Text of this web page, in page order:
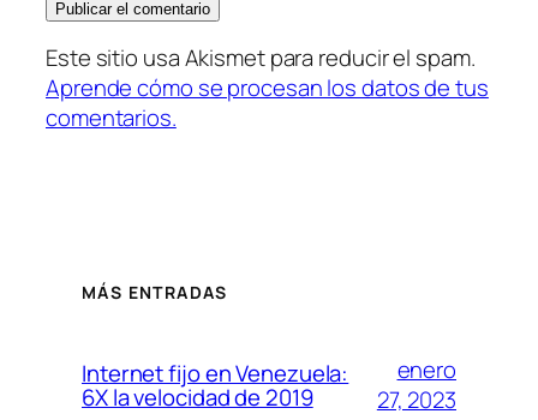
Este sitio usa Akismet para reducir el spam.
Aprende cómo se procesan los datos de tus
comentarios.
MÁS ENTRADAS
Internet fijo en Venezuela:
6X la velocidad de 2019
enero
27, 2023